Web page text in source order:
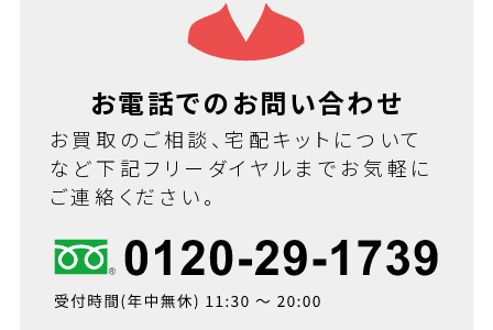
お電話でのお問い合わせ
お買取のご相談、宅配キットについて
など下記フリーダイヤルまでお気軽に
ご連絡ください。